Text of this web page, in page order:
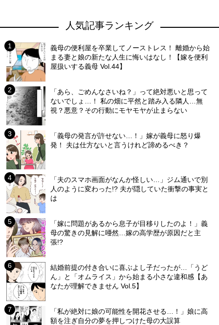
人気記事ランキング
義母の便利屋を卒業してノーストレス！ 離婚から始
まる妻と娘の新たな人生に悔いはなし！【嫁を便利
屋扱いする義母 Vol.44】
「あら、ごめんなさいね？」って絶対悪いと思って
ないでしょ…！ 私の畑に平然と踏み入る隣人…無
視？悪意？その行動にモヤモヤが止まらない
「義母の発言が許せない…！」嫁が義母に怒り爆
発！ 夫は仕方ないと言うけれど諦めるべき？
「夫のスマホ画面がなんか怪しい…」ジム通いで別
人のように変わった!? 夫が隠していた衝撃の事実と
は
「嫁に問題があるから息子が目移りしたのよ！」義
母の驚きの見解に唖然…嫁の高学歴が原因だと主
張!?
結婚前提の付き合いに喜ぶよし子だったが…「うど
ん」と「オムライス」から始まる小さな違和感【あ
なたが理解できません Vol.5】
「私が絶対に娘の可能性を開花させる…！」娘に高
額を注ぎ自分の夢を押しつけた母の大誤算